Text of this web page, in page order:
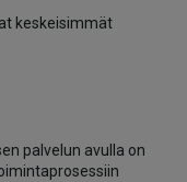
keskeisimmät
palvelun avulla on